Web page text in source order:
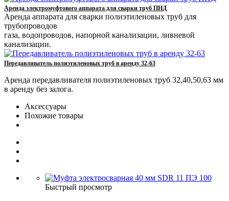
Аренда электромуфтового аппарата для сварки труб ПНД
Аренда аппарата для сварки полиэтиленовых труб для
трубопроводов
газа, водопроводов, напорной канализации, ливневой
канализации.
Передавливатель полиэтиленовых труб в аренду 32-63
Аренда передавливателя полиэтиленовых труб 32,40,50,63 мм
в аренду без залога.
Аксессуары
Похожие товары
Быстрый просмотр